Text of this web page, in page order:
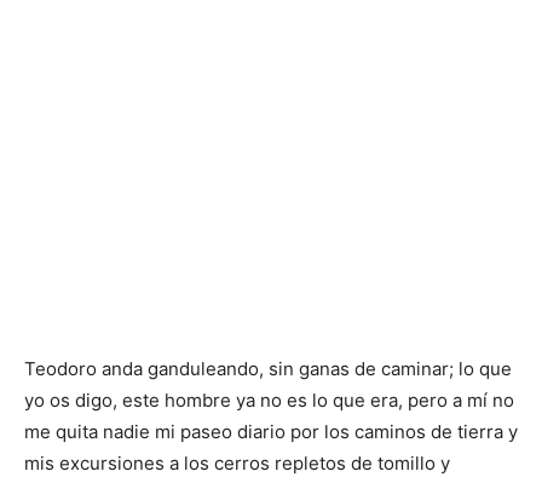
Teodoro anda ganduleando, sin ganas de caminar; lo que
yo os digo, este hombre ya no es lo que era, pero a mí no
me quita nadie mi paseo diario por los caminos de tierra y
mis excursiones a los cerros repletos de tomillo y